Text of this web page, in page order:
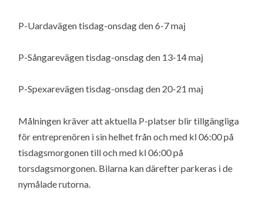
P-Uardavägen tisdag-onsdag den 6-7 maj
P-Sångarevägen tisdag-onsdag den 13-14 maj
P-Spexarevägen tisdag-onsdag den 20-21 maj
Målningen kräver att aktuella P-platser blir tillgängliga
för entreprenören i sin helhet från och med kl 06:00 på
tisdagsmorgonen till och med kl 06:00 på
torsdagsmorgonen. Bilarna kan därefter parkeras i de
nymålade rutorna.